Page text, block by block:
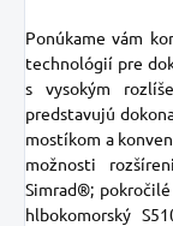
Ponúkame vám
technológií pre
s vysokým
predstavujú
mostíkom a
možnosti
Simrad®;
hlbokomorský